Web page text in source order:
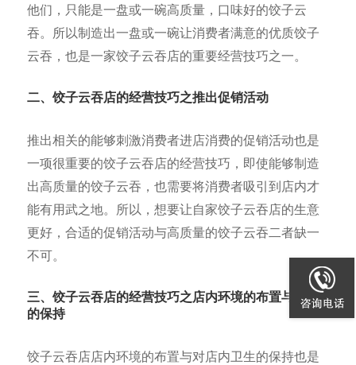
他们，只能是一盘或一碗高质量，口味好的饺子云
吞。所以制造出一盘或一碗让消费者满意的优质饺子
云吞，也是一家饺子云吞店的重要经营技巧之一。
二、饺子云吞店的经营技巧之推出促销活动
推出相关的能够刺激消费者进店消费的促销活动也是
一项很重要的饺子云吞店的经营技巧，即使能够制造
出高质量的饺子云吞，也需要将消费者吸引到店内才
能有用武之地。所以，想要让自家饺子云吞店的生意
更好，合适的促销活动与高质量的饺子云吞二者缺一
不可。
三、饺子云吞店的经营技巧之店内环境的布置与卫生
的保持
饺子云吞店店内环境的布置与对店内卫生的保持也是